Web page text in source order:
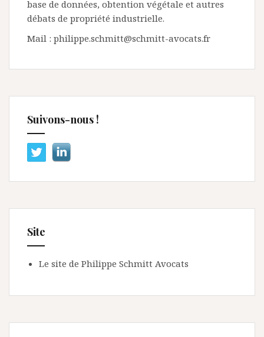
base de données, obtention végétale et autres
débats de propriété industrielle.
Mail : philippe.schmitt@schmitt-avocats.fr
Suivons-nous !
Site
Le site de Philippe Schmitt Avocats